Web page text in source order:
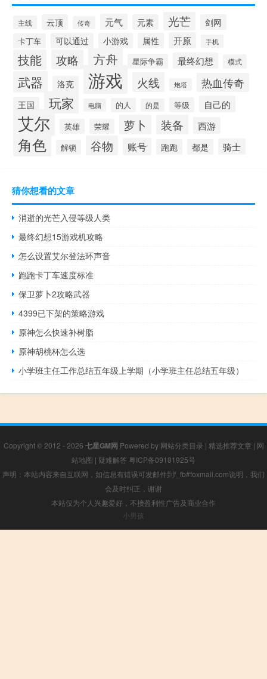
主线 云顶 传奇 元气 元素 光芒 剑网
卡丁车 可以通过 小游戏 属性 开原 手机
技能 攻略 方舟 星际争霸 最终幻想 模式
武器 洛克 游戏 火线 炮塔 热血传奇
王国 玩家 电脑 的人 的是 等级 自己的
艾尔 英雄 荣耀 萝卜 装备 西游
角色 解锁 谷物 账号 跑跑 都是 骑士
猜你想看的文章
消逝的光芒入侵等级人类
最终幻想15游戏机攻略
怎么设置艾尔登法环声音
跑跑卡丁车速度标准
保卫萝卜2攻略武器
4399已下架的策略游戏
原神怎么快速补树脂
原神胡桃杯怎么选
小学班主任工作总结五年级上学期（小学班主任总结五年级）
Copyright © 2012 - 2026 七星GM网 Powered by 网站分类目录 | 精选推荐文章 | 网
站地图 | 疑难解答 粤ICP备09181925号
声明：本站内容来自互联网，如信息有错误可发邮件到f_fb#foxmail.com说明，我们
会及时纠正，谢谢
本站仅为个人兴趣爱好，不接盈利性广告及商业合作
小男孩